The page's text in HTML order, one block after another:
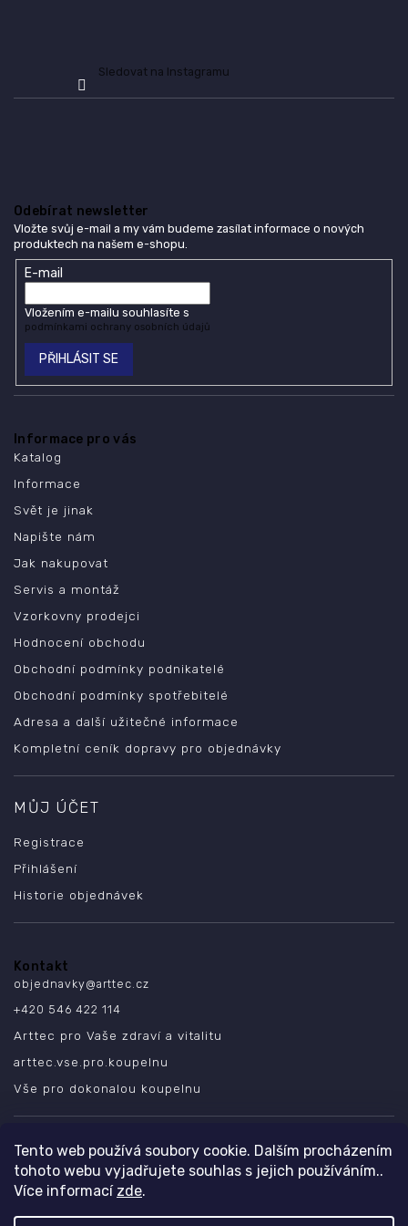
Tento web používá soubory cookie. Dalším procházením
tohoto webu vyjadřujete souhlas s jejich používáním..
Více informací zde.
u
Sledovat na Instagramu
Odebírat newsletter
Vložte svůj e-mail a my vám budeme zasílat informace o nových
produktech na našem e-shopu.
E-mail
Vložením e-mailu souhlasíte s
podmínkami ochrany osobních údajů
PŘIHLÁSIT SE
Informace pro vás
Katalog
Informace
Svět je jinak
Napište nám
Jak nakupovat
Servis a montáž
Vzorkovny prodejci
Hodnocení obchodu
Obchodní podmínky podnikatelé
Obchodní podmínky spotřebitelé
Adresa a další užitečné informace
Kompletní ceník dopravy pro objednávky
MŮJ ÚČET
Registrace
Přihlášení
Historie objednávek
Kontakt
objednavky@arttec.cz
+420 546 422 114
Arttec pro Vaše zdraví a vitalitu
arttec.vse.pro.koupelnu
Vše pro dokonalou koupelnu
SLEDUJTE NÁS